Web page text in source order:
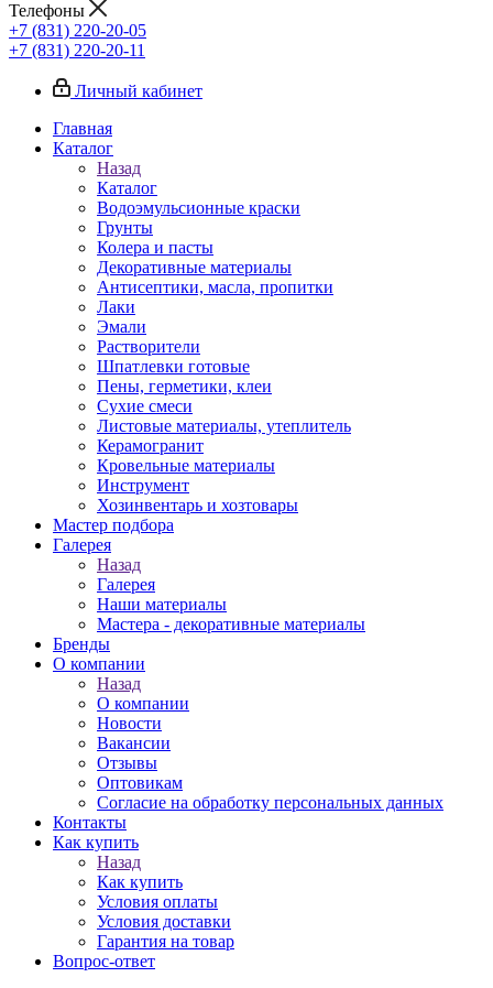
Телефоны
+7 (831) 220-20-05
+7 (831) 220-20-11
Личный кабинет
Главная
Каталог
Назад
Каталог
Водоэмульсионные краски
Грунты
Колера и пасты
Декоративные материалы
Антисептики, масла, пропитки
Лаки
Эмали
Растворители
Шпатлевки готовые
Пены, герметики, клеи
Сухие смеси
Листовые материалы, утеплитель
Керамогранит
Кровельные материалы
Инструмент
Хозинвентарь и хозтовары
Мастер подбора
Галерея
Назад
Галерея
Наши материалы
Мастера - декоративные материалы
Бренды
О компании
Назад
О компании
Новости
Вакансии
Отзывы
Оптовикам
Cогласие на обработку персональных данных
Контакты
Как купить
Назад
Как купить
Условия оплаты
Условия доставки
Гарантия на товар
Вопрос-ответ